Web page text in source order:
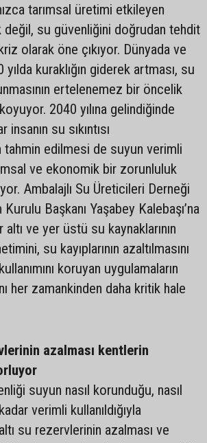
tarımsal üretimi etkileyen
su güvenliğini doğrudan tehdit
olarak öne çıkıyor. Dünyada ve
kuraklığın giderek artması, su
ertelenemez bir öncelik
2040 yılına gelindiğinde
su sıkıntısı
tahmin edilmesi de suyun verimli
ve ekonomik bir zorunluluk
Ambalajlı Su Üreticileri Derneği
Başkanı Yaşabey Kalebaşı’na
ve yer üstü su kaynaklarının
su kayıplarının azaltılmasını
koruyan uygulamaların
her zamankinden daha kritik hale
azalması kentlerin
suyun nasıl korunduğu, nasıl
verimli kullanıldığıyla
su rezervlerinin azalması ve